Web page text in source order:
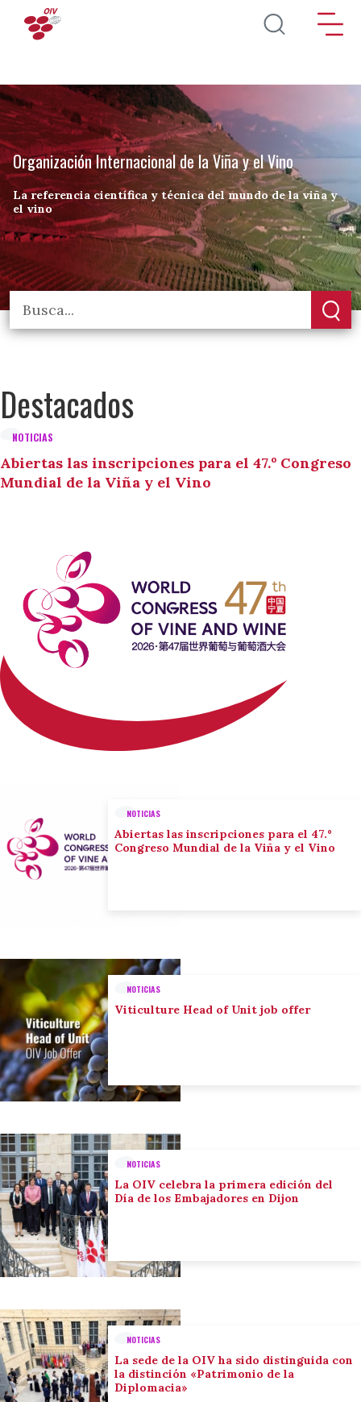
Pasar al contenido principal
Organización Internacional de la Viña y el Vino
La referencia científica y técnica del mundo de la viña y
el vino
Destacados
NOTICIAS
Abiertas las inscripciones para el 47.º Congreso
Mundial de la Viña y el Vino
NOTICIAS
Abiertas las inscripciones para el 47.º
Congreso Mundial de la Viña y el Vino
NOTICIAS
Viticulture Head of Unit job offer
NOTICIAS
La OIV celebra la primera edición del
Día de los Embajadores en Dijon
NOTICIAS
La sede de la OIV ha sido distinguida con
la distinción «Patrimonio de la
Diplomacia»